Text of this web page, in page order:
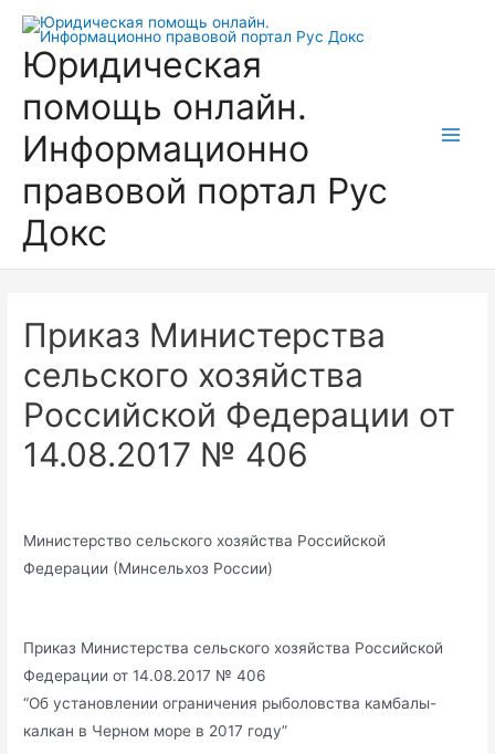
Перейти
содержимому
Юридическая
помощь онлайн.
Информационно
правовой портал Рус
Докс
Приказ Министерства
сельского хозяйства
Российской Федерации от
14.08.2017 № 406
Министерство сельского хозяйства Российской
Федерации (Минсельхоз России)
Приказ Министерства сельского хозяйства Российской
Федерации от 14.08.2017 № 406
“Об установлении ограничения рыболовства камбалы-
калкан в Черном море в 2017 году”